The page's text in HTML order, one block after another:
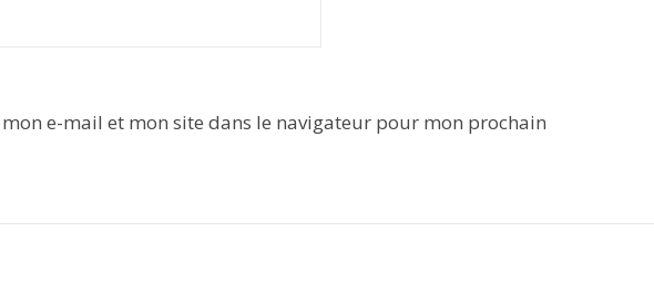
e-mail et mon site dans le navigateur pour mon prochain